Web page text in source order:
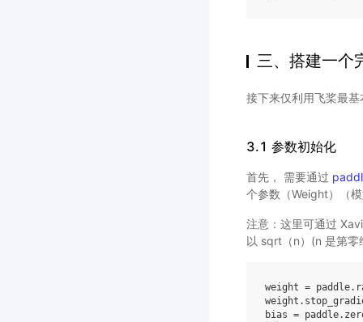
三、搭建一个
接下来仅利用飞桨最
3.1 参数初始化
首先， 需要通过
个参数（Weight）（
注意：这里可通过
以 sqrt（n）(n 是第零
weight = paddle.
weight .
bias = paddle.